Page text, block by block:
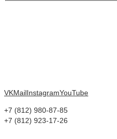
VKMailInstagramYouTube
+7 (812) 980-87-85
+7 (812) 923-17-26